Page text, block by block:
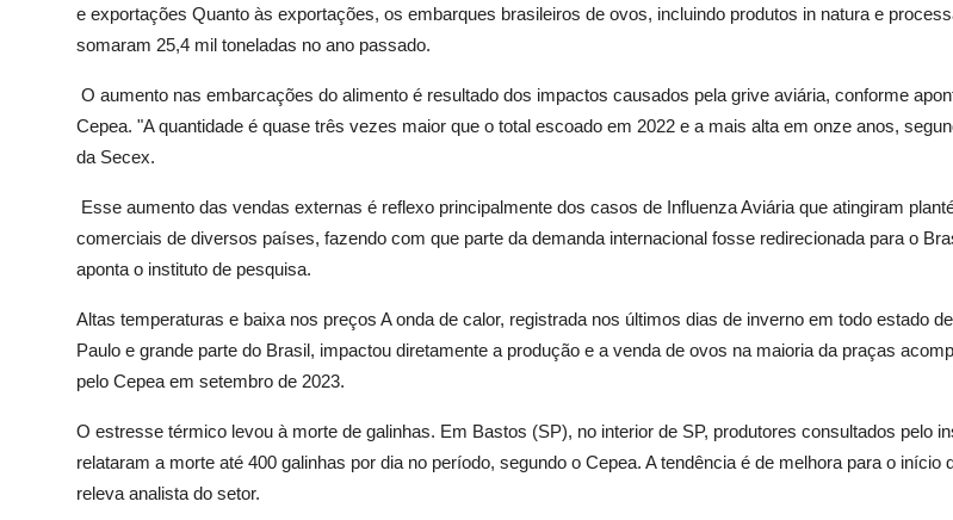
e exportações Quanto às exportações, os embarques brasileiros de ovos, incluindo produtos in natura e
somaram 25,4 mil toneladas no ano passado.
O aumento nas embarcações do alimento é resultado dos impactos causados pela grive aviária, conforme
Cepea. "A quantidade é quase três vezes maior que o total escoado em 2022 e a mais alta em onze anos,
da Secex.
Esse aumento das vendas externas é reflexo principalmente dos casos de Influenza Aviária que atingiram
comerciais de diversos países, fazendo com que parte da demanda internacional fosse redirecionada para o
aponta o instituto de pesquisa.
Altas temperaturas e baixa nos preços A onda de calor, registrada nos últimos dias de inverno em todo estado
Paulo e grande parte do Brasil, impactou diretamente a produção e a venda de ovos na maioria da praças
pelo Cepea em setembro de 2023.
O estresse térmico levou à morte de galinhas. Em Bastos (SP), no interior de SP, produtores consultados pelo
relataram a morte até 400 galinhas por dia no período, segundo o Cepea. A tendência é de melhora para o início
releva analista do setor.